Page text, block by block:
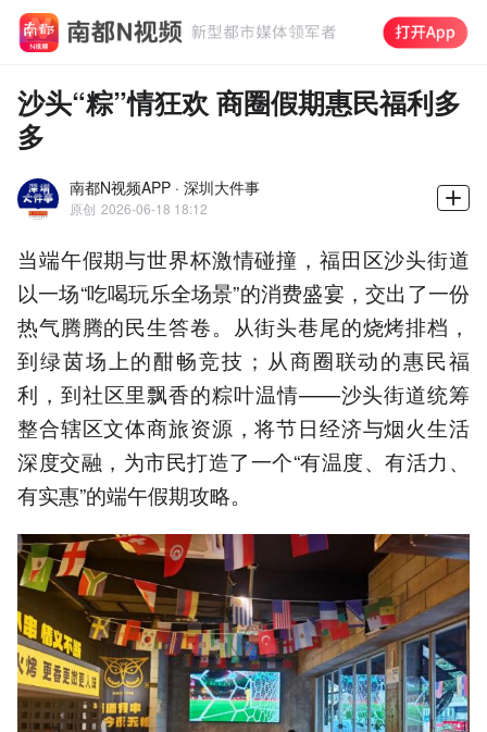
沙头“粽”情狂欢 商圈假期惠民福利多
多
南都N视频APP · 深圳大件事
原创 2026-06-18 18:12
当端午假期与世界杯激情碰撞，福田区沙头街道
以一场“吃喝玩乐全场景”的消费盛宴，交出了一份
热气腾腾的民生答卷。从街头巷尾的烧烤排档，
到绿茵场上的酣畅竞技；从商圈联动的惠民福
利，到社区里飘香的粽叶温情——沙头街道统筹
整合辖区文体商旅资源，将节日经济与烟火生活
深度交融，为市民打造了一个“有温度、有活力、
有实惠”的端午假期攻略。